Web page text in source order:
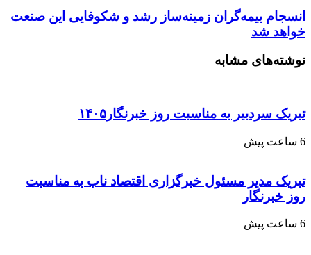
انسجام بیمه‌گران زمینه‌ساز رشد و شکوفایی این صنعت
خواهد شد
نوشته‌های مشابه
تبریک سردبیر به مناسبت روز خبرنگار۱۴۰۵
6 ساعت پیش
تبریک مدیر مسئول خبرگزاری اقتصاد ناب به مناسبت
روز خبرنگار
6 ساعت پیش